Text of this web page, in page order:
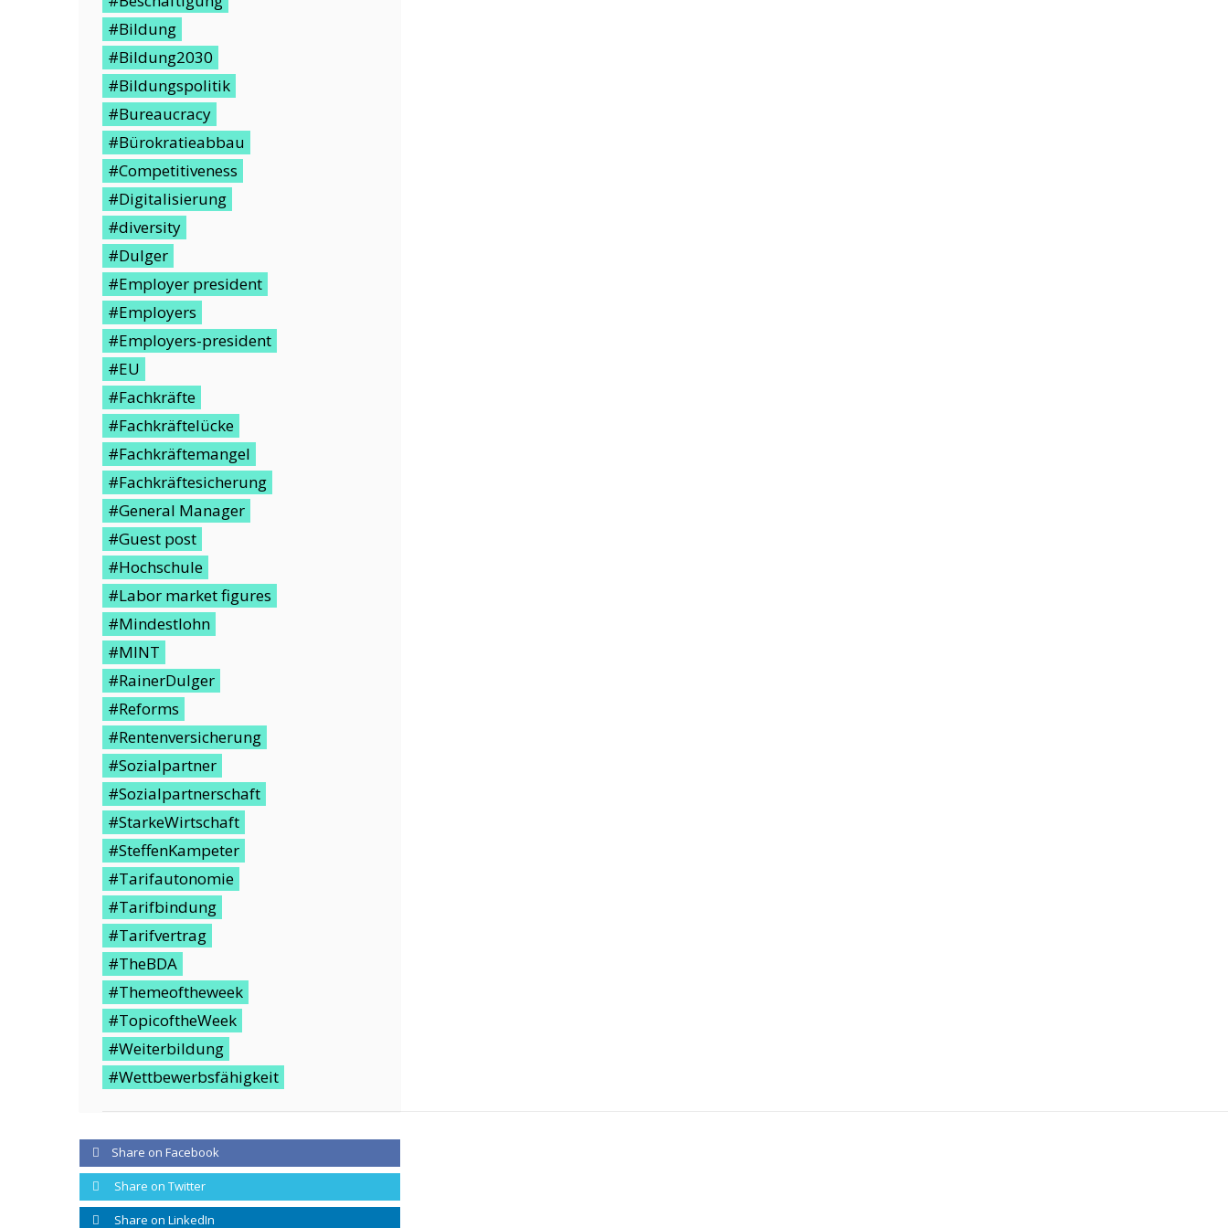
#Bildung
#Bildung2030
#Bildungspolitik
#Bureaucracy
#Bürokratieabbau
#Competitiveness
#Digitalisierung
#diversity
#Dulger
#Employer president
#Employers
#Employers-president
#EU
#Fachkräfte
#Fachkräftelücke
#Fachkräftemangel
#Fachkräftesicherung
#General Manager
#Guest post
#Hochschule
#Labor market figures
#Mindestlohn
#MINT
#RainerDulger
#Reforms
#Rentenversicherung
#Sozialpartner
#Sozialpartnerschaft
#StarkeWirtschaft
#SteffenKampeter
#Tarifautonomie
#Tarifbindung
#Tarifvertrag
#TheBDA
#Themeoftheweek
#TopicoftheWeek
#Weiterbildung
#Wettbewerbsfähigkeit
Share on Facebook
Share on Twitter
Share on LinkedIn